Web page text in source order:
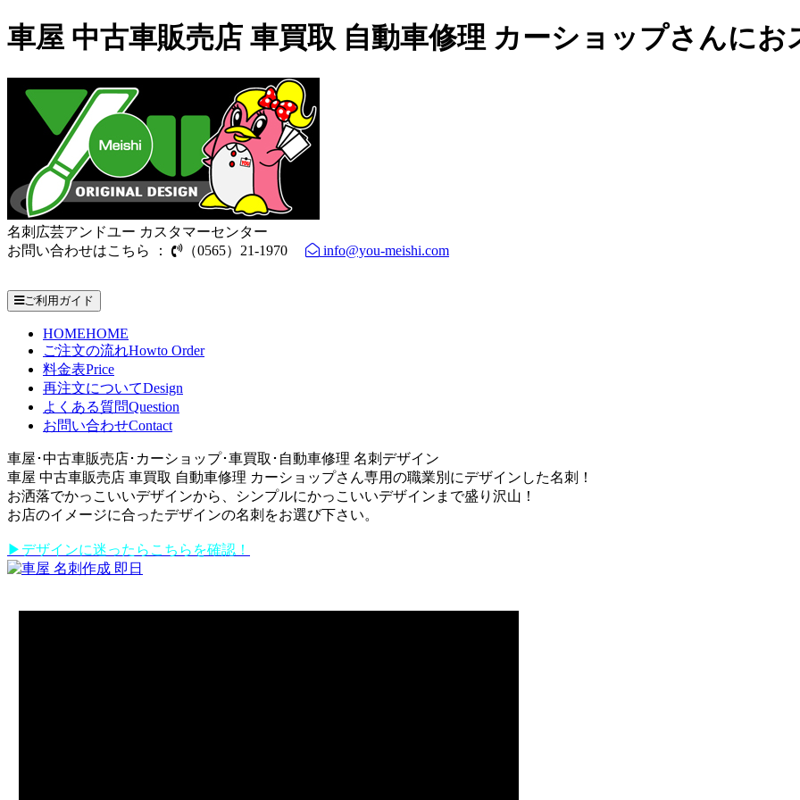
車屋 中古車販売店 車買取 自動車修理 カーショップさんに
名刺広芸アンドユー カスタマーセンター
お問い合わせはこちら ：
（0565）21-1970 info@you-meishi.com
ご利用ガイド
HOMEHOME
ご注文の流れHowto Order
料金表Price
再注文についてDesign
よくある質問Question
お問い合わせContact
車屋･中古車販売店･カーショップ･車買取･自動車修理 名刺デザイン
車屋 中古車販売店 車買取 自動車修理 カーショップさん専用の職業別にデザインした名刺！
お洒落でかっこいいデザインから、シンプルにかっこいいデザインまで盛り沢山！
お店のイメージに合ったデザインの名刺をお選び下さい。
▶デザインに迷ったらこちらを確認！